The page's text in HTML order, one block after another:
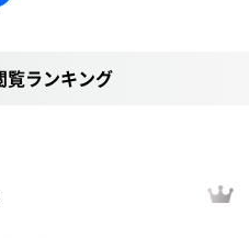
覧ランキング